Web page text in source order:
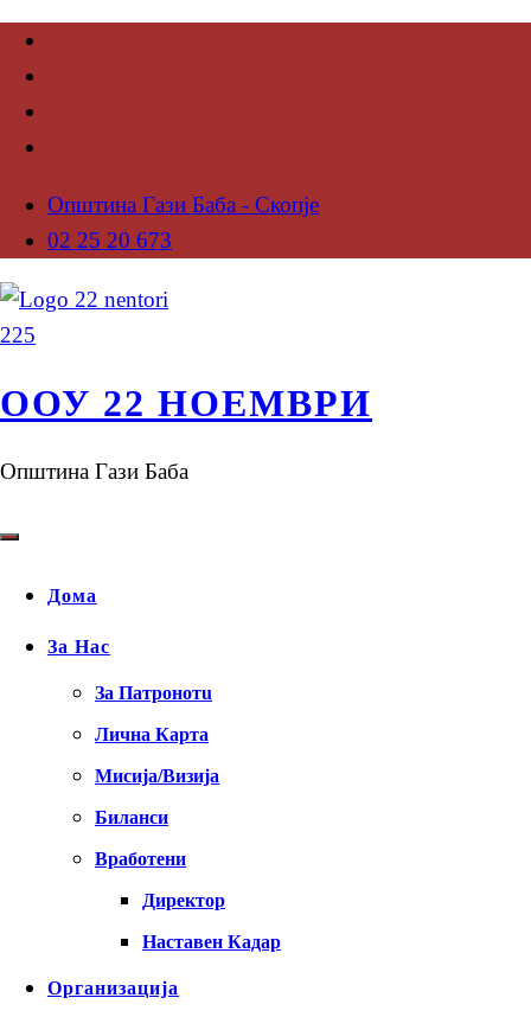
Општина Гази Баба - Скопје
02 25 20 673
ООУ 22 НОЕМВРИ
Општина Гази Баба
Дома
За Нас
За Патронотu
Лична Карта
Мисија/Визија
Биланси
Вработени
Директор
Наставен Кадар
Организација